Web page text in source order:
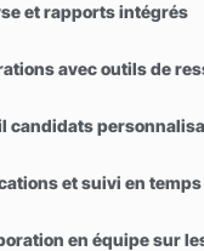
et rapports intégrés
avec outils de
candidats
et suivi en temps
en équipe sur